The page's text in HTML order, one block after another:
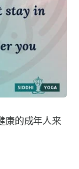
康的成年人来